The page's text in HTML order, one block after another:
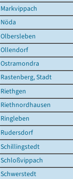
Markvippach
Nöda
Olbersleben
Ollendorf
Ostramondra
Rastenberg, Stadt
Riethgen
Riethnordhausen
Ringleben
Rudersdorf
Schillingstedt
Schloßvippach
Schwerstedt